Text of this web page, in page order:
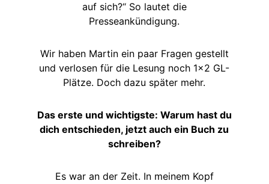
auf sich?“ So lautet die
Presseankündigung.
Wir haben Martin ein paar Fragen gestellt
und verlosen für die Lesung noch 1×2 GL-
Plätze. Doch dazu später mehr.
Das erste und wichtigste: Warum hast du
dich entschieden, jetzt auch ein Buch zu
schreiben?
Es war an der Zeit. In meinem Kopf